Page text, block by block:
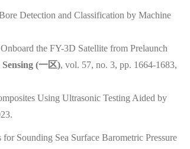
Detection and Classification by Machine
the FY-3D Satellite from Prelaunch
(一区), vol. 57, no. 3, pp. 1664-1683,
Using Ultrasonic Testing Aided by
Sounding Sea Surface Barometric Pressure